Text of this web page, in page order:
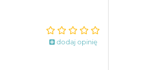
dodaj opinię